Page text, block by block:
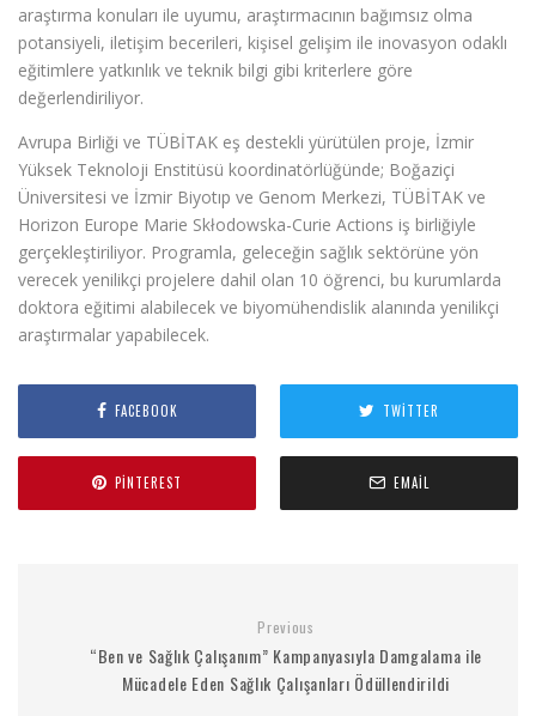
araştırma konuları ile uyumu, araştırmacının bağımsız olma
potansiyeli, iletişim becerileri, kişisel gelişim ile inovasyon odaklı
eğitimlere yatkınlık ve teknik bilgi gibi kriterlere göre
değerlendiriliyor.
Avrupa Birliği ve TÜBİTAK eş destekli yürütülen proje, İzmir
Yüksek Teknoloji Enstitüsü koordinatörlüğünde; Boğaziçi
Üniversitesi ve İzmir Biyotıp ve Genom Merkezi, TÜBİTAK ve
Horizon Europe Marie Skłodowska-Curie Actions iş birliğiyle
gerçekleştiriliyor. Programla, geleceğin sağlık sektörüne yön
verecek yenilikçi projelere dahil olan 10 öğrenci, bu kurumlarda
doktora eğitimi alabilecek ve biyomühendislik alanında yenilikçi
araştırmalar yapabilecek.
FACEBOOK TWITTER
PINTEREST EMAIL
Previous
“Ben ve Sağlık Çalışanım” Kampanyasıyla Damgalama ile
Mücadele Eden Sağlık Çalışanları Ödüllendirildi